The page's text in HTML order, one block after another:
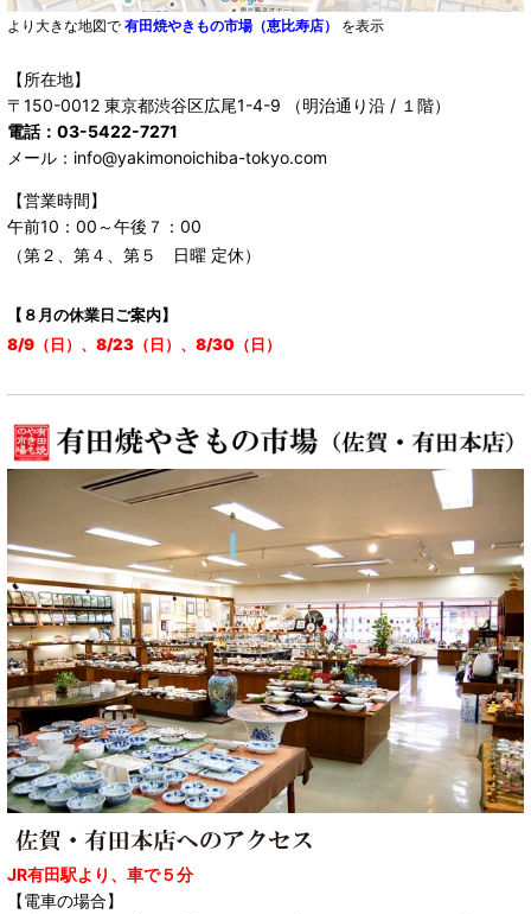
より大きな地図で 有田焼やきもの市場（恵比寿店） を表示
【所在地】
〒150-0012 東京都渋谷区広尾1-4-9 （明治通り沿 / １階）
電話：03-5422-7271
メール：info@yakimonoichiba-tokyo.com
【営業時間】
午前10：00～午後７：00
（第２、第４、第５ 日曜 定休）
【８月の休業日ご案内】
8/9（日）、8/23（日）、8/30（日）
JR有田駅より、車で５分
【電車の場合】